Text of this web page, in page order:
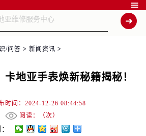

/问答 > 新闻资讯 >
地亚手表焕新秘籍揭秘！
时间：2024-12-26 08:44:58
阅读：（次）